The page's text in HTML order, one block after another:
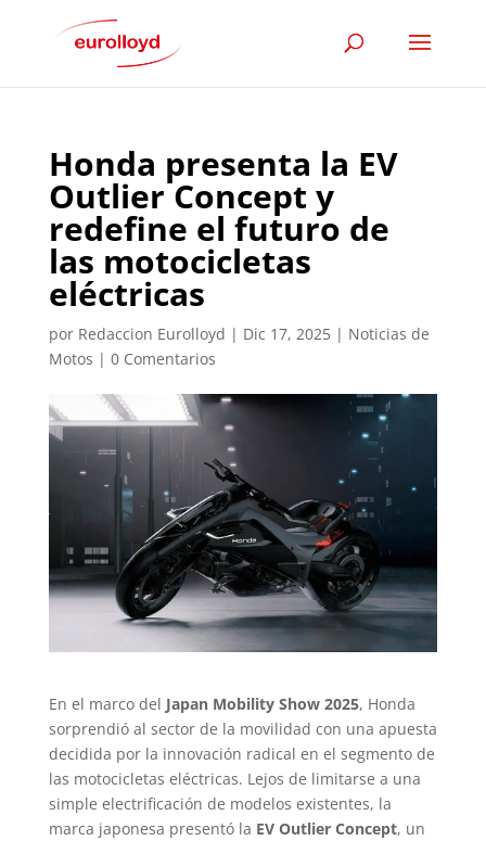
Honda presenta la EV
Outlier Concept y
redefine el futuro de
las motocicletas
eléctricas
por Redaccion Eurolloyd | Dic 17, 2025| Noticias de
Motos | 0 Comentarios
En el marco del Japan Mobility Show 2025, Honda
sorprendió al sector de la movilidad con una apuesta
decidida por la innovación radical en el segmento de
las motocicletas eléctricas. Lejos de limitarse a una
simple electrificación de modelos existentes, la
marca japonesa presentó la EV Outlier Concept, un